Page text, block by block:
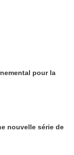
pour la
nouvelle série de